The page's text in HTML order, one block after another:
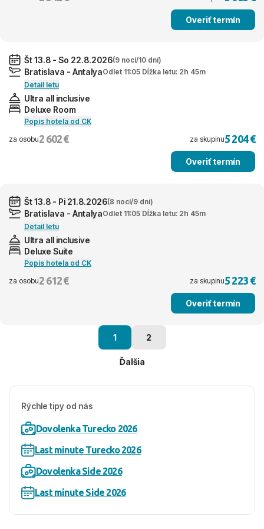
Overiť termín
Št 13.8 - So 22.8.2026(9 nocí/10 dní)
Bratislava - AntalyaOdlet 11:05 Dĺžka letu: 2h 45m
Detail letu
Ultra all inclusive
Deluxe Room
Popis hotela od CK
za osobu2 602 € za skupinu5 204 €
Overiť termín
Št 13.8 - Pi 21.8.2026(8 nocí/9 dní)
Bratislava - AntalyaOdlet 11:05 Dĺžka letu: 2h 45m
Detail letu
Ultra all inclusive
Deluxe Suite
Popis hotela od CK
za osobu2 612 € za skupinu5 223 €
Overiť termín
1 2
Ďalšia
Rýchle tipy od nás
Dovolenka Turecko 2026
Last minute Turecko 2026
Dovolenka Side 2026
Last minute Side 2026